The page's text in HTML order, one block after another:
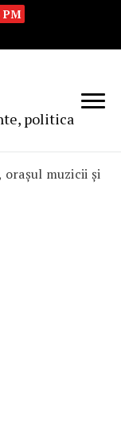
PM
politica
orașul muzicii și